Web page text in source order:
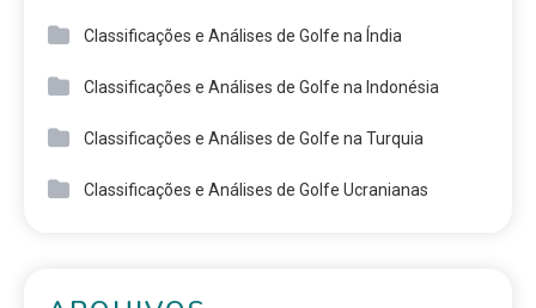
Classificações e Análises de Golfe na Índia
Classificações e Análises de Golfe na Indonésia
Classificações e Análises de Golfe na Turquia
Classificações e Análises de Golfe Ucranianas